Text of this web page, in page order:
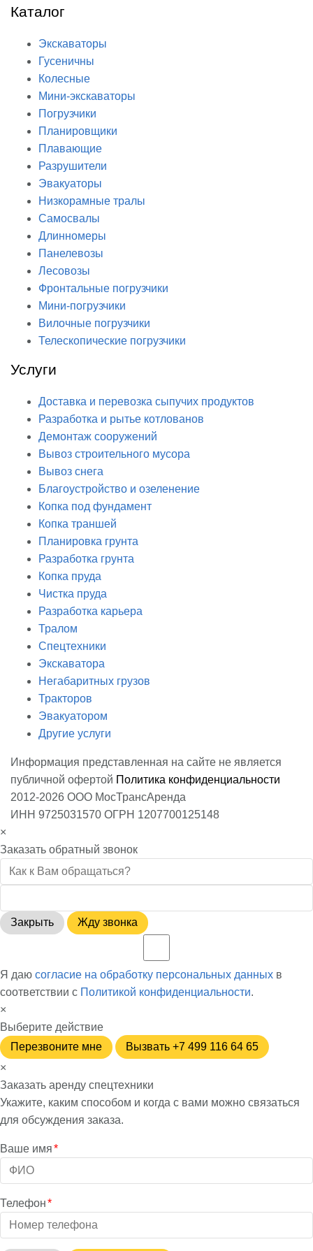
Каталог
Экскаваторы
Гусеничны
Колесные
Мини-экскаваторы
Погрузчики
Планировщики
Плавающие
Разрушители
Эвакуаторы
Низкорамные тралы
Самосвалы
Длинномеры
Панелевозы
Лесовозы
Фронтальные погрузчики
Мини-погрузчики
Вилочные погрузчики
Телескопические погрузчики
Услуги
Доставка и перевозка сыпучих продуктов
Разработка и рытье котлованов
Демонтаж сооружений
Вывоз строительного мусора
Вывоз снега
Благоустройство и озеленение
Копка под фундамент
Копка траншей
Планировка грунта
Разработка грунта
Копка пруда
Чистка пруда
Разработка карьера
Тралом
Спецтехники
Экскаватора
Негабаритных грузов
Тракторов
Эвакуатором
Другие услуги
Информация представленная на сайте не является
публичной офертой Политика конфиденциальности
2012-2026 ООО МосТрансАренда
ИНН 9725031570 ОГРН 1207700125148
×
Заказать обратный звонок
Закрыть Жду звонка
Я даю согласие на обработку персональных данных в
соответствии с Политикой конфиденциальности.
×
Выберите действие
Перезвоните мне
Вызвать +7 499 116 64 65
×
Заказать аренду спецтехники
Укажите, каким способом и когда с вами можно связаться
для обсуждения заказа.
Ваше имя*
Телефон*